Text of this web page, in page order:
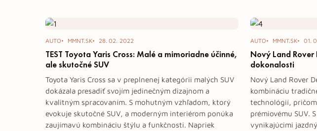
AUTO MMNT.SK 28. 02. 2022
TEST Toyota Yaris Cross: Malé a mimoriadne účinné,
ale skutočné SUV
Toyota Yaris Cross sa v preplnenej kategórii malých SUV
dokázala presadiť svojím jedinečným dizajnom a
kvalitným spracovaním. S mohutným vzhľadom, ktorý
evokuje skutočné SUV, a moderným interiérom ponúka
zaujímavú kombináciu štýlu a funkčnosti. Napriek
AUTO MMNT.SK 01.
Nový Land
dokonalosti
Nový Land Rover
kombináciu
technológií,
prémiovému SUV.
vynikajúcimi